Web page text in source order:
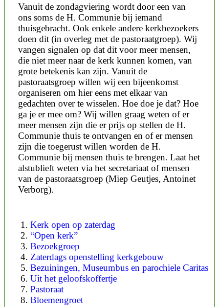
Vanuit de zondagviering wordt door een van
ons soms de H. Communie bij iemand
thuisgebracht. Ook enkele andere kerkbezoekers
doen dit (in overleg met de pastoraatgroep). Wij
vangen signalen op dat dit voor meer mensen,
die niet meer naar de kerk kunnen komen, van
grote betekenis kan zijn. Vanuit de
pastoraatsgroep willen wij een bijeenkomst
organiseren om hier eens met elkaar van
gedachten over te wisselen. Hoe doe je dat? Hoe
ga je er mee om? Wij willen graag weten of er
meer mensen zijn die er prijs op stellen de H.
Communie thuis te ontvangen en of er mensen
zijn die toegerust willen worden de H.
Communie bij mensen thuis te brengen. Laat het
alstublieft weten via het secretariaat of mensen
van de pastoraatsgroep (Miep Geutjes, Antoinet
Verborg).
Kerk open op zaterdag
“Open kerk”
Bezoekgroep
Zaterdags openstelling kerkgebouw
Bezuiningen, Museumbus en parochiele Caritas
Uit het geloofskoffertje
Pastoraat
Bloemengroet